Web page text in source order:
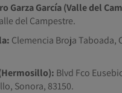
Garza García (Valle del
del Campestre.
Clemencia Broja Taboada,
Blvd Fco
Sonora, 83150.